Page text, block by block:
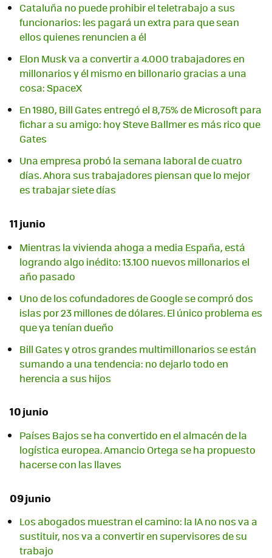
Cataluña no puede prohibir el teletrabajo a sus
funcionarios: les pagará un extra para que sean
ellos quienes renuncien a él
Elon Musk va a convertir a 4.000 trabajadores en
millonarios y él mismo en billonario gracias a una
cosa: SpaceX
En 1980, Bill Gates entregó el 8,75% de Microsoft para
fichar a su amigo: hoy Steve Ballmer es más rico que
Gates
Una empresa probó la semana laboral de cuatro
días. Ahora sus trabajadores piensan que lo mejor
es trabajar siete días
11 junio
Mientras la vivienda ahoga a media España, está
logrando algo inédito: 13.100 nuevos millonarios el
año pasado
Uno de los cofundadores de Google se compró dos
islas por 23 millones de dólares. El único problema es
que ya tenían dueño
Bill Gates y otros grandes multimillonarios se están
sumando a una tendencia: no dejarlo todo en
herencia a sus hijos
10 junio
Países Bajos se ha convertido en el almacén de la
logística europea. Amancio Ortega se ha propuesto
hacerse con las llaves
09 junio
Los abogados muestran el camino: la IA no nos va a
sustituir, nos va a convertir en supervisores de su
trabajo